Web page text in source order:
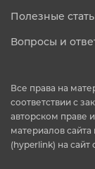
Полезные
Вопросы и
Все права на
соответствии с
авторском праве
материалов
(hyperlink) на сайт